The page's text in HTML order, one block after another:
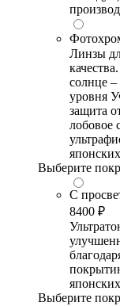
Линзы
солнце –
уровня
защита
лобовое
Выберите
С
8400 ₽
Выберите